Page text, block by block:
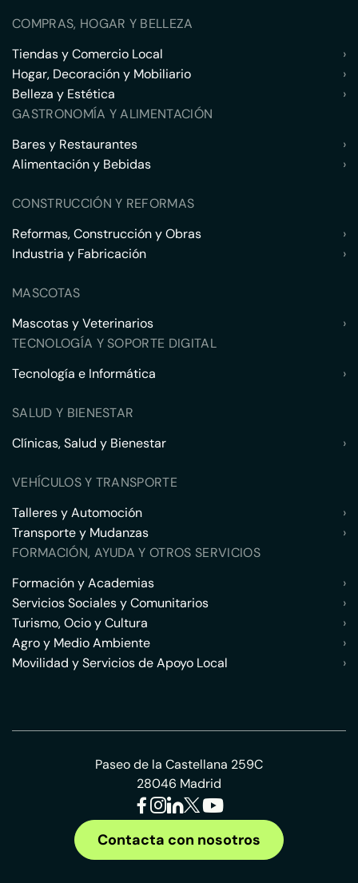
COMPRAS, HOGAR Y BELLEZA
Tiendas y Comercio Local
›
Hogar, Decoración y Mobiliario
›
Belleza y Estética
›
GASTRONOMÍA Y ALIMENTACIÓN
Bares y Restaurantes
›
Alimentación y Bebidas
›
CONSTRUCCIÓN Y REFORMAS
Reformas, Construcción y Obras
›
Industria y Fabricación
›
MASCOTAS
Mascotas y Veterinarios
›
TECNOLOGÍA Y SOPORTE DIGITAL
Tecnología e Informática
›
SALUD Y BIENESTAR
Clínicas, Salud y Bienestar
›
VEHÍCULOS Y TRANSPORTE
Talleres y Automoción
›
Transporte y Mudanzas
›
FORMACIÓN, AYUDA Y OTROS SERVICIOS
Formación y Academias
›
Servicios Sociales y Comunitarios
›
Turismo, Ocio y Cultura
›
Agro y Medio Ambiente
›
Movilidad y Servicios de Apoyo Local
›
Paseo de la Castellana 259C
28046 Madrid
Contacta con nosotros